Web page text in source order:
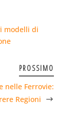
modelli di
PROSSIMO
nelle Ferrovie:
Regioni